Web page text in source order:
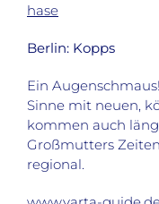
hase
Berlin: Kopps
Ein
Sinne mit neuen,
kommen auch
Großmutters
regional.